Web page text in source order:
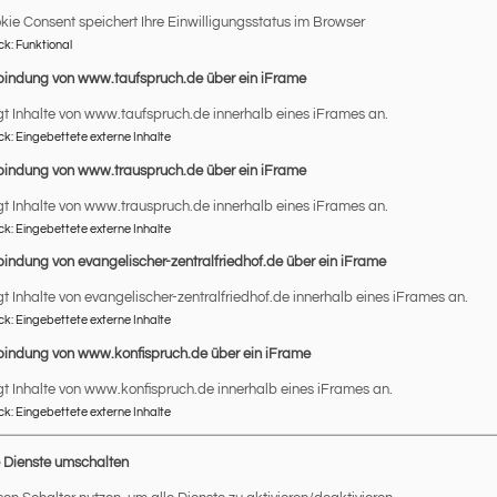
Chorleiterin Angelika
In einem bewegenden Festgottesdienst verabschiedeten
Angelika Hanzlick in den Ruhestand. Viele Weggefährten
verabschiedeten sich von den Beiden und der Chor St.
musikalisch. Den ausführlichen Bericht und eine
Consent speichert Ihre Einwilligungsstatus im Browser
: Funktional
von www.taufspruch.de über ein iFrame
Inhalte von www.taufspruch.de innerhalb eines iFrames an.
: Eingebettete externe Inhalte
von www.trauspruch.de über ein iFrame
Inhalte von www.trauspruch.de innerhalb eines iFrames an.
: Eingebettete externe Inhalte
von evangelischer-zentralfriedhof.de über ein iFrame
Inhalte von evangelischer-zentralfriedhof.de innerhalb eines iFrames an.
: Eingebettete externe Inhalte
von www.konfispruch.de über ein iFrame
Inhalte von www.konfispruch.de innerhalb eines iFrames an.
: Eingebettete externe Inhalte
Dienste umschalten